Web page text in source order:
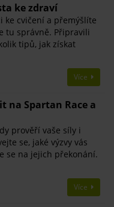
ke zdraví
ke cvičení a přemýšlíte
tu správně. Připravili
tipů, jak získat
Více
na Spartan Race a
prověří vaše síly i
se, jaké výzvy vás
se na jejich překonání.
Více